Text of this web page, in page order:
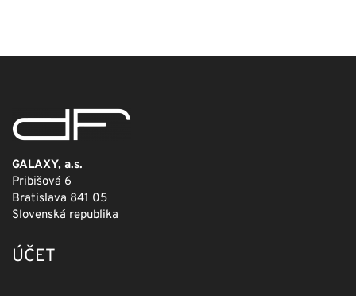
GALAXY, a.s.
Pribišová 6
Bratislava 841 05
Slovenská republika
ÚČET